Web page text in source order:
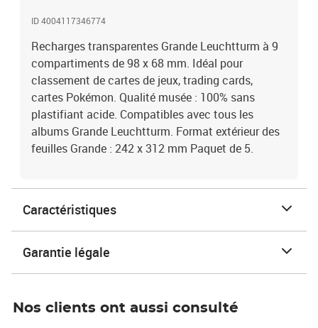
ID 4004117346774
Recharges transparentes Grande Leuchtturm à 9
compartiments de 98 x 68 mm. Idéal pour
classement de cartes de jeux, trading cards,
cartes Pokémon. Qualité musée : 100% sans
plastifiant acide. Compatibles avec tous les
albums Grande Leuchtturm. Format extérieur des
feuilles Grande : 242 x 312 mm Paquet de 5.
Caractéristiques
Garantie légale
Nos clients ont aussi consulté